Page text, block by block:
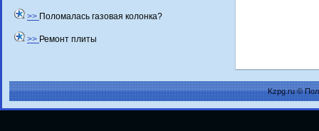
>> Поломалась газовая колонка?
>> Ремонт плиты
Kzpg.ru ©